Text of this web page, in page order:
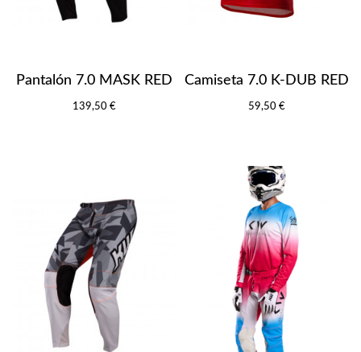
Pantalón 7.0 MASK RED
139,50 €
Camiseta 7.0 K-DUB RED
59,50 €